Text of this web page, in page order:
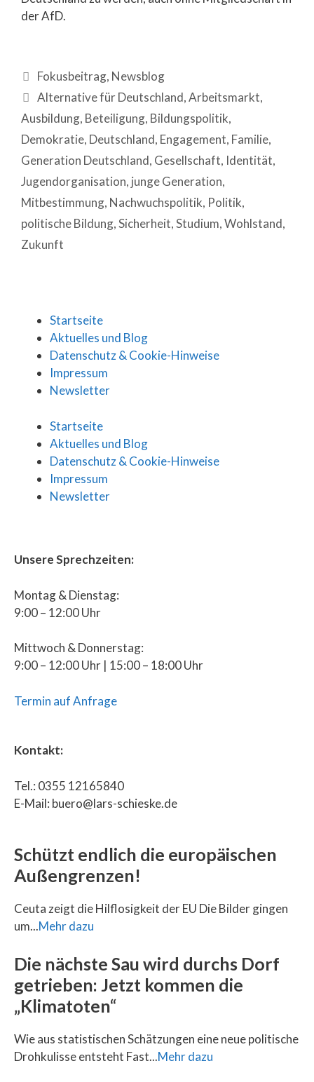
der AfD.
Fokusbeitrag, Newsblog
Alternative für Deutschland,Arbeitsmarkt,
Ausbildung, Beteiligung, Bildungspolitik,
Demokratie, Deutschland, Engagement, Familie,
Generation Deutschland, Gesellschaft, Identität,
Jugendorganisation, junge Generation,
Mitbestimmung, Nachwuchspolitik, Politik,
politische Bildung,Sicherheit,Studium,Wohlstand,
Zukunft
Startseite
Aktuelles und Blog
Datenschutz & Cookie-Hinweise
Impressum
Newsletter
Startseite
Aktuelles und Blog
Datenschutz & Cookie-Hinweise
Impressum
Newsletter
Unsere Sprechzeiten:
Montag & Dienstag:
9:00 – 12:00 Uhr
Mittwoch & Donnerstag:
9:00 – 12:00 Uhr | 15:00 – 18:00 Uhr
Termin auf Anfrage
Kontakt:
Tel.: 0355 12165840
E-Mail: buero@lars-schieske.de
Schützt endlich die europäischen
Außengrenzen!
Ceuta zeigt die Hilflosigkeit der EU Die Bilder gingen
um...Mehr dazu
Die nächste Sau wird durchs Dorf
getrieben: Jetzt kommen die
„Klimatoten“
Wie aus statistischen Schätzungen eine neue politische
Drohkulisse entsteht Fast...Mehr dazu